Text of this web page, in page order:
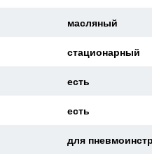
масляный
стационарный
есть
есть
для